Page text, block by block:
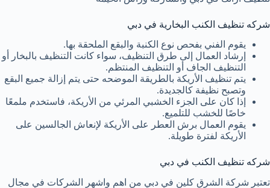
شركه تنظيف الكنب البخارية في دبي
يقوم الفني بفحص نوع الكنبة والبقع الملحقة بها.
إرشاد العمال إلى طرق التنظيف، سواء كانت التنظيف بالبخار أو
التنظيف الجاف أو التنظيف المنتظم.
يتم تنظيف الأريكة بالطريقة الموضحه حتى يتم إزالة جميع البقع
وتصبح نظيفة كالجديدة.
إذا كان على الجزء الخشبي المرئي من الأريكة، فاستخدم ملمعًا
خاصًا للخشب للتلميع.
يقوم العمال برش العطر على الأريكة لإنعاش الجالسين على
الأريكة لفترة طويلة.
شركه تنظيف الكنب في دبي
تعتبر شركة الشرق كلين في دبي من اهم واشهر الشركات في مجال